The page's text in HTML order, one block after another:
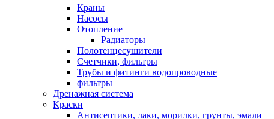
Краны
Насосы
Отопление
Радиаторы
Полотенцесушители
Счетчики, фильтры
Трубы и фитинги водопроводные
фильтры
Дренажная система
Краски
Антисептики, лаки, морилки, грунты, эмали